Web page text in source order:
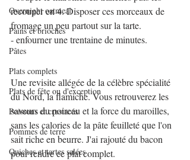
Overnight oatmeal
Pains et brioches
Pâtes
Plats complets
Plats de fête ou d'exception
Poissons et crustacés
Pommes de terre
Quiches et tartes salées
recouper en 4. Disposer ces morceaux de
fromage un peu partout sur la tarte.
- enfourner une trentaine de minutes.
Une revisite allégée de la célèbre spécialité
du Nord, la flamiche. Vous retrouverez les
saveurs du poireau et la force du maroilles,
sans les calories de la pâte feuilleté que l'on
sait riche en beurre. J'ai rajouté du bacon
pour rendre ce plat complet.